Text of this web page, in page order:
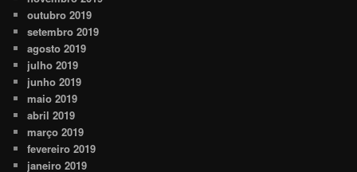
outubro 2019
setembro 2019
agosto 2019
julho 2019
junho 2019
maio 2019
abril 2019
março 2019
fevereiro 2019
janeiro 2019